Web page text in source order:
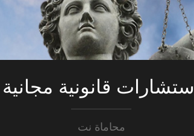
استشارات قانونية مجانية
محاماة نت